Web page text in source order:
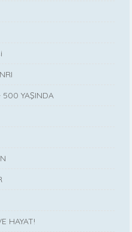
500 YAŞINDA
HAYAT!